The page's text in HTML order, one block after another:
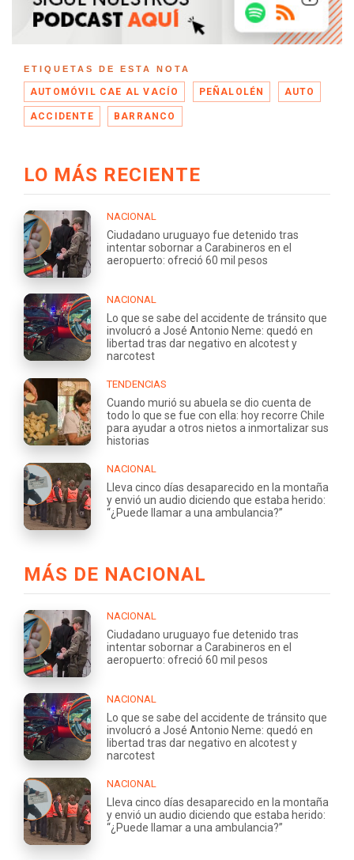
ETIQUETAS DE ESTA NOTA
AUTOMÓVIL CAE AL VACÍO PEÑALOLÉN AUTO
ACCIDENTE BARRANCO
LO MÁS RECIENTE
NACIONAL
Ciudadano uruguayo fue detenido tras
intentar sobornar a Carabineros en el
aeropuerto: ofreció 60 mil pesos
NACIONAL
Lo que se sabe del accidente de tránsito que
involucró a José Antonio Neme: quedó en
libertad tras dar negativo en alcotest y
narcotest
TENDENCIAS
Cuando murió su abuela se dio cuenta de
todo lo que se fue con ella: hoy recorre Chile
para ayudar a otros nietos a inmortalizar sus
historias
NACIONAL
Lleva cinco días desaparecido en la montaña
y envió un audio diciendo que estaba herido:
“¿Puede llamar a una ambulancia?”
MÁS DE NACIONAL
NACIONAL
Ciudadano uruguayo fue detenido tras
intentar sobornar a Carabineros en el
aeropuerto: ofreció 60 mil pesos
NACIONAL
Lo que se sabe del accidente de tránsito que
involucró a José Antonio Neme: quedó en
libertad tras dar negativo en alcotest y
narcotest
NACIONAL
Lleva cinco días desaparecido en la montaña
y envió un audio diciendo que estaba herido:
“¿Puede llamar a una ambulancia?”